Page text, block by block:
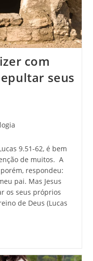
com
seus
9.51-62, é bem
de muitos. A
respondeu:
pai. Mas Jesus
os seus próprios
de Deus (Lucas